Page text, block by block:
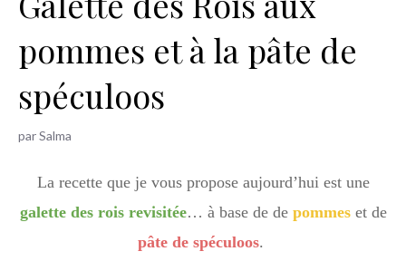
h
r
pommes et à la pâte de
spéculoos
parSalma
La recette que je vous propose aujourd’hui est une
galette des rois revisitée… à base de de pommes et de
pâte de spéculoos.